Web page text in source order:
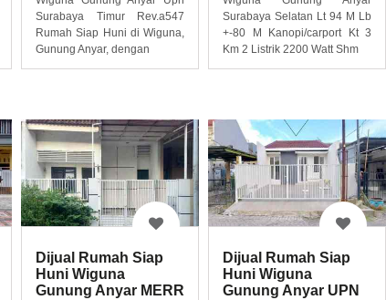
Surabaya Timur Rev.a547
Rumah Siap Huni di Wiguna,
Gunung Anyar, dengan
Surabaya Selatan Lt 94 M Lb
+-80 M Kanopi/carport Kt 3
Km 2 Listrik 2200 Watt Shm
Dijual Rumah Siap
Huni Wiguna
Gunung Anyar MERR
Dijual Rumah Siap
Huni Wiguna
Gunung Anyar UPN